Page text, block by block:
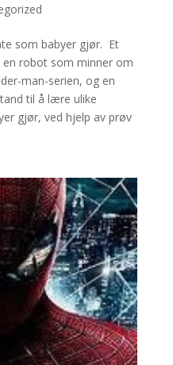
som babyer gjør. Et
robot som minner om
man-serien, og en
til å lære ulike
gjør, ved hjelp av prøv